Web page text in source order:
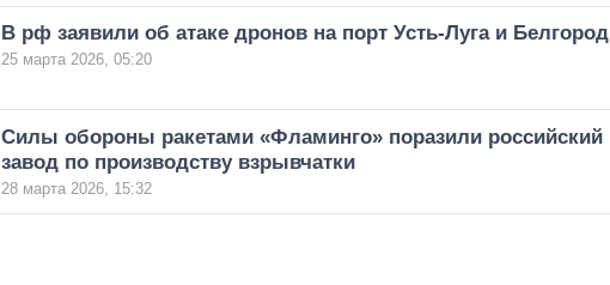
В рф заявили об атаке дронов на порт Усть-Луга и Белгород
25 марта 2026, 05:20
Силы обороны ракетами «Фламинго» поразили российский
завод по производству взрывчатки
28 марта 2026, 15:32